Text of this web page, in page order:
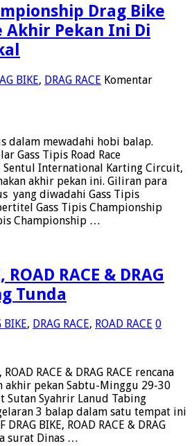
Drag Bike
Akhir Pekan Ini Di
BIKE, DRAG RACE Komentar
dalam mewadahi hobi balap.
Gass Tipis Road Race
International Karting Circuit,
akhir pekan ini. Giliran para
yang diwadahi Gass Tipis
Gass Tipis Championship
Championship …
ROAD RACE & DRAG
Tunda
BIKE, DRAG RACE, ROAD RACE 0
RACE & DRAG RACE rencana
akhir pekan Sabtu-Minggu 29-30
Syahrir Lanud Tabing
3 balap dalam satu tempat ini
BIKE, ROAD RACE & DRAG
surat Dinas …